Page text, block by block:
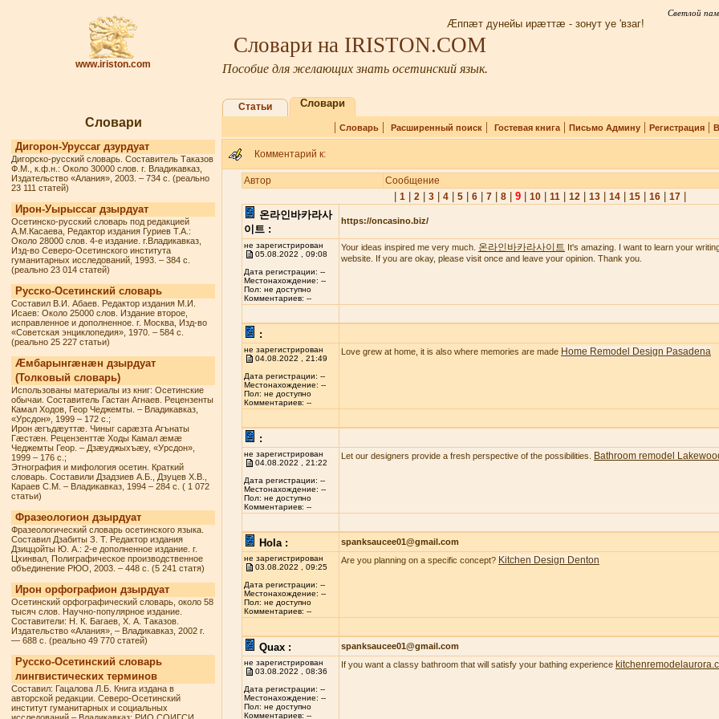
www.iriston.com
Светлой
Æппæт дунейы ирæттæ - зонут уе 'взаг!
Словари на IRISTON.COM
Пособие для желающих знать осетинский язык.
Словари
Дигорон-Уруссаг дзурдуат
Дигорско-русский словарь. Составитель Таказов
Ф.М., к.ф.н.: Около 30000 слов. г. Владикавказ,
Издательство «Алания», 2003. – 734 с. (реально
23 111 статей)
Ирон-Уырыссаг дзырдуат
Осетинско-русский словарь под редакцией
А.М.Касаева, Редактор издания Гуриев Т.А.:
Около 28000 слов. 4-е издание. г.Владикавказ,
Изд-во Северо-Осетинского института
гуманитарных исследований, 1993. – 384 с.
(реально 23 014 статей)
Русско-Осетинский словарь
Составил В.И. Абаев. Редактор издания М.И.
Исаев: Около 25000 слов. Издание второе,
исправленное и дополненное. г. Москва, Изд-во
«Советская энциклопедия», 1970. – 584 с.
(реально 25 227 статьи)
Æмбарынгæнæн дзырдуат
(Толковый словарь)
Использованы материалы из книг: Осетинские
обычаи. Составитель Гастан Агнаев. Рецензенты
Камал Ходов, Геор Чеджемты. – Владикавказ,
«Урсдон», 1999 – 172 с.;
Ирон æгъдæуттæ. Чиныг сарæзта Агънаты
Гæстæн. Рецензенттæ Ходы Камал æмæ
Чеджемты Геор. – Дзæуджыхъæу, «Урсдон»,
1999 – 176 с.;
Этнография и мифология осетин. Краткий
словарь. Составили Дзадзиев А.Б., Дзуцев Х.В.,
Караев С.М. – Владикавказ, 1994 – 284 с. ( 1 072
статьи)
Фразеологион дзырдуат
Фразеологический словарь осетинского языка.
Составил Дзабиты З. Т. Редактор издания
Дзиццойты Ю. А.: 2-е дополненное издание. г.
Цхинвал, Полиграфическое производственное
объединение РЮО, 2003. – 448 с. (5 241 статя)
Ирон орфографион дзырдуат
Осетинский орфографический словарь, около 58
тысяч слов. Научно-популярное издание.
Составители: Н. К. Багаев, Х. А. Таказов.
Издательство «Алания», – Владикавказ, 2002 г.
— 688 с. (реально 49 770 статей)
Русско-Осетинский словарь
лингвистических терминов
Составил: Гацалова Л.Б. Книга издана в
авторской редакции. Северо-Осетинский
институт гуманитарных и социальных
Статьи Словари
| Словарь| Расширенный поиск| Гостевая книга| Письмо Админу| Регистрация|
Комментарий к:
Автор Сообщение
1| 2| 3| 4| 5| 6| 7| 8| 9| 10| 11| 12| 13| 14| 15| 16| 17|
온라인바카라사
이트 :
https://oncasino.biz/
не зарегистрирован
05.08.2022 , 09:08
Дата регистрации: --
Местонахождение: --
Пол: не доступно
Комментариев: --
Your ideas inspired me very much. 온라인바카라사이트 It's amazing. I want to learn your
website. If you are okay, please visit once and leave your opinion. Thank you.
:
не зарегистрирован
04.08.2022 , 21:49
Дата регистрации: --
Местонахождение: --
Пол: не доступно
Комментариев: --
Love grew at home, it is also where memories are made Home Remodel Design Pasadena
:
не зарегистрирован
04.08.2022 , 21:22
Дата регистрации: --
Местонахождение: --
Пол: не доступно
Комментариев: --
Let our designers provide a fresh perspective of the possibilities. Bathroom remodel
Hola : spanksaucee01@gmail.com
не зарегистрирован
03.08.2022 , 09:25
Дата регистрации: --
Местонахождение: --
Пол: не доступно
Комментариев: --
Are you planning on a specific concept? Kitchen Design Denton
Quax : spanksaucee01@gmail.com
не зарегистрирован
03.08.2022 , 08:36
Дата регистрации: --
Местонахождение: --
Пол: не доступно
Комментариев: --
If you want a classy bathroom that will satisfy your bathing experience